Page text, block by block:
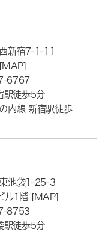
新宿7-1-11
[MAP]
6767
駅徒歩5分
内線 新宿駅徒歩
池袋1-25-3
ル1階 [MAP]
8753
駅徒歩5分